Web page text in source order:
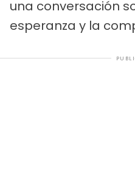
una conversación
esperanza y la